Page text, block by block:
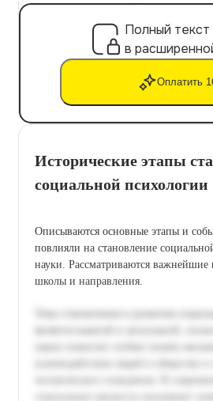
Полный
в
Оплатить
Исторические этапы
социальной психологии
Описываются основные этапы и
повлияли на становление
науки. Рассматриваются важнейшие
школы и направления.